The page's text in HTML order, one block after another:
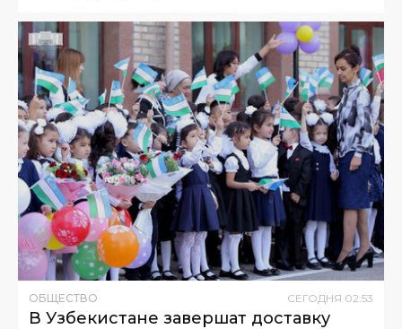
ОБЩЕСТВО СЕГОДНЯ 02:53
В Узбекистане завершат доставку